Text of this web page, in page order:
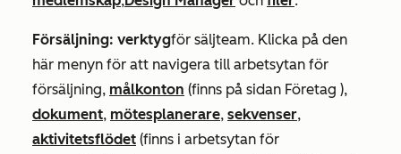
Försäljning: verktygför säljteam. Klicka på den
här menyn för att navigera till arbetsytan för
försäljning, målkonton (finns på sidan Företag ),
dokument, mötesplanerare, sekvenser,
aktivitetsflödet (finns i arbetsytan för